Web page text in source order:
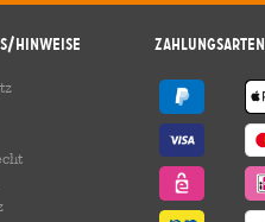
Hinweise Zahlungsarten